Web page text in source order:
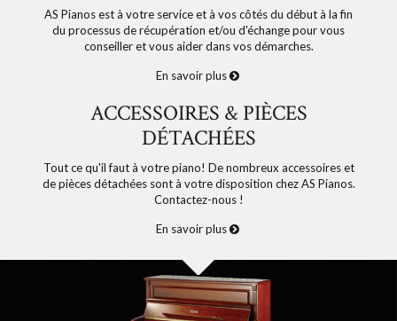
AS Pianos est à votre service et à vos côtés du début à la fin
du processus de récupération et/ou d'échange pour vous
conseiller et vous aider dans vos démarches.
En savoir plus
ACCESSOIRES & PIÈCES
DÉTACHÉES
Tout ce qu'il faut à votre piano! De nombreux accessoires et
de pièces détachées sont à votre disposition chez AS Pianos.
Contactez-nous !
En savoir plus